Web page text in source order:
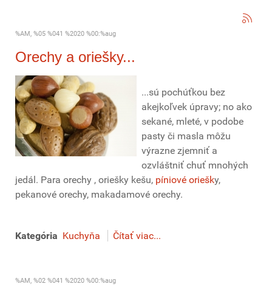
%AM, %05 %041 %2020 %00:%aug
Orechy a oriešky...
...sú pochúťkou bez
akejkoľvek úpravy; no ako
sekané, mleté, v podobe
pasty či masla môžu
výrazne zjemniť a
ozvláštniť chuť mnohých
jedál. Para orechy , oriešky kešu, píniové oriešky,
pekanové orechy, makadamové orechy.
Kategória Kuchyňa Čítať viac...
%AM, %02 %041 %2020 %00:%aug